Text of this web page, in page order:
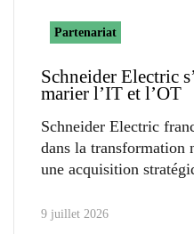
Partenariat
Schneider Electric
marier l’IT et l’OT
Schneider Electric
dans la transformation
une acquisition
9 juillet 2026